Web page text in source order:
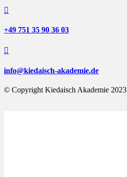

+49 751 35 90 36 03

info@kiedaisch-akademie.de
© Copyright Kiedaisch Akademie 2023